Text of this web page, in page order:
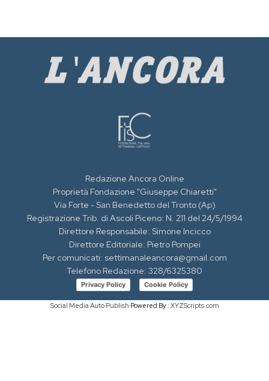
Redazione Ancora Online
Proprietà Fondazione "Giuseppe Chiaretti"
Via Forte - San Benedetto del Tronto (Ap)
Registrazione Trib. di Ascoli Piceno: N. 211 del 24/5/1994
Direttore Responsabile: Simone Incicco
Direttore Editoriale: Pietro Pompei
Per comunicati: settimanaleancora@gmail.com
Telefono Redazione: 328/6325380
Privacy Policy Cookie Policy
Social Media Auto Publish Powered By : XYZScripts.com